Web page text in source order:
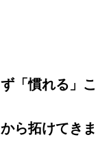
「慣れる」こ
ら拓けてきま